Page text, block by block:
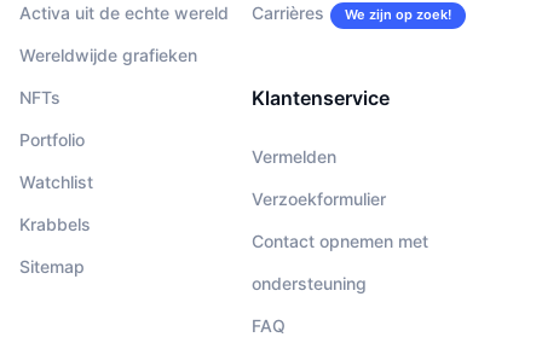
Activa uit de echte wereld
Wereldwijde grafieken
NFTs
Portfolio
Watchlist
Krabbels
Sitemap
Carrières We zijn op zoek!
Klantenservice
Vermelden
Verzoekformulier
Contact opnemen met
ondersteuning
FAQ